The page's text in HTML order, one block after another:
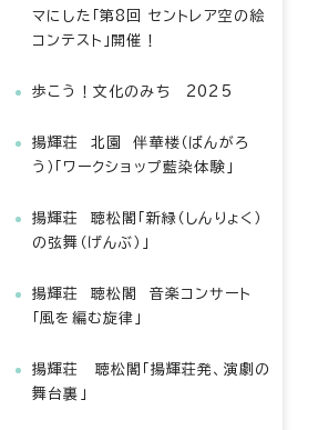
マにした「第8回 セントレア空の絵
コンテスト」開催！
歩こう！文化のみち 2025
揚輝荘 北園 伴華楼（ばんがろ
う）「ワークショップ藍染体験」
揚輝荘 聴松閣「新緑（しんりょく）
の弦舞（げんぶ）」
揚輝荘 聴松閣 音楽コンサート
「風を編む旋律」
揚輝荘 聴松閣「揚輝荘発、演劇の
舞台裏」